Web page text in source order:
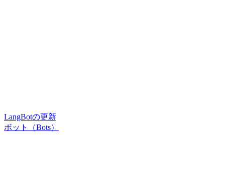
LangBotの更新
ボット（Bots）